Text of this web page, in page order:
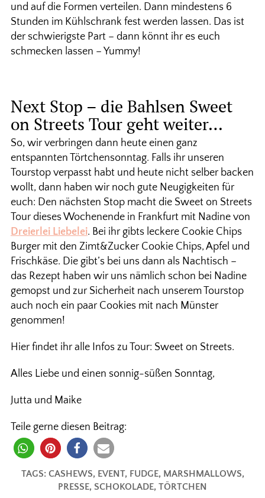
und auf die Formen verteilen. Dann mindestens 6
Stunden im Kühlschrank fest werden lassen. Das ist
der schwierigste Part – dann könnt ihr es euch
schmecken lassen – Yummy!
Next Stop – die Bahlsen Sweet
on Streets Tour geht weiter…
So, wir verbringen dann heute einen ganz
entspannten Törtchensonntag. Falls ihr unseren
Tourstop verpasst habt und heute nicht selber backen
wollt, dann haben wir noch gute Neugigkeiten für
euch: Den nächsten Stop macht die Sweet on Streets
Tour dieses Wochenende in Frankfurt mit Nadine von
Dreierlei Liebelei. Bei ihr gibts leckere Cookie Chips
Burger mit den Zimt&Zucker Cookie Chips, Apfel und
Frischkäse. Die gibt’s bei uns dann als Nachtisch –
das Rezept haben wir uns nämlich schon bei Nadine
gemopst und zur Sicherheit nach unserem Tourstop
auch noch ein paar Cookies mit nach Münster
genommen!
Hier findet ihr alle Infos zu Tour: Sweet on Streets.
Alles Liebe und einen sonnig-süßen Sonntag,
Jutta und Maike
Teile gerne diesen Beitrag:
TAGS: CASHEWS, EVENT, FUDGE, MARSHMALLOWS,
PRESSE, SCHOKOLADE, TÖRTCHEN